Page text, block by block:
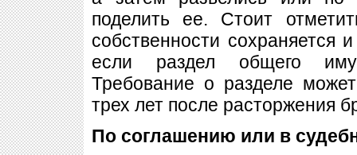
поделить ее. Стоит
собственности сохраняется
если раздел общего
Требование о разделе
трех лет после расторжения
По соглашению или в